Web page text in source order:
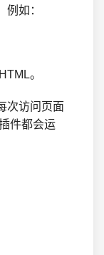
如：
。
次访问页面
件都会运